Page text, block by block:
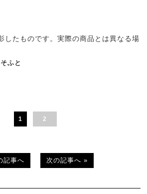
したものです。実際の商品とは異なる場
ふと
1 2
記事へ 次の記事へ »